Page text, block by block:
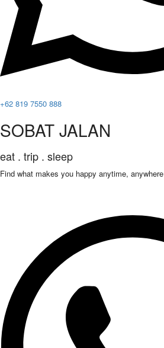
+62 819 7550 888
SOBAT JALAN
eat . trip . sleep
Find what makes you happy anytime, anywhere